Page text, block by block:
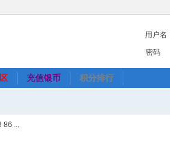
用户名
密码
充值银币 积分排行
86 ...